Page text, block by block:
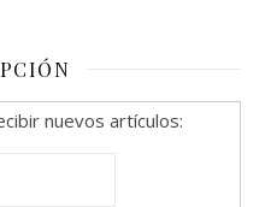
nuevos artículos: